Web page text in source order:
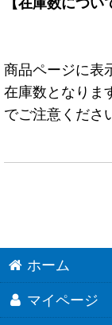
商品ページに表
在庫数となりま
でご注意くださ
ホーム
マイページ